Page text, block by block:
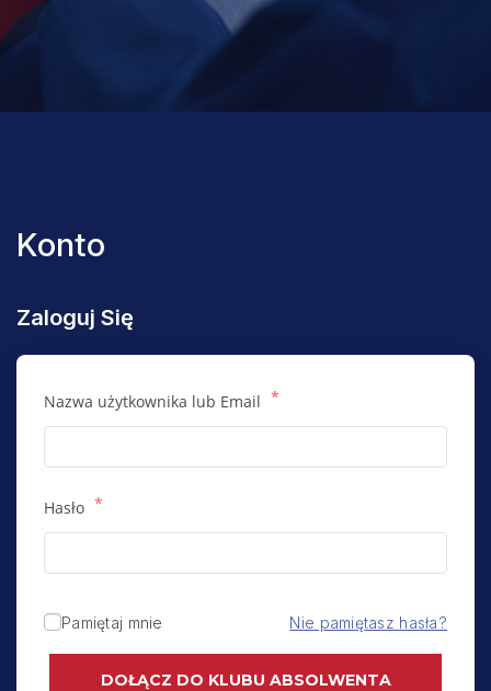
Konto
Zaloguj Się
Nazwa użytkownika lub Email *
Hasło *
Pamiętaj mnie Nie pamiętasz hasła?
DOŁĄCZ DO KLUBU ABSOLWENTA